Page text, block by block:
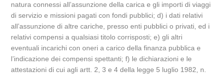
natura connessi all’assunzione della carica e gli importi di viaggi
di servizio e missioni pagati con fondi pubblici; d) i dati relativi
all’assunzione di altre cariche, presso enti pubblici o privati, ed i
relativi compensi a qualsiasi titolo corrisposti; e) gli altri
eventuali incarichi con oneri a carico della finanza pubblica e
l’indicazione dei compensi spettanti; f) le dichiarazioni e le
attestazioni di cui agli artt. 2, 3 e 4 della legge 5 luglio 1982, n.